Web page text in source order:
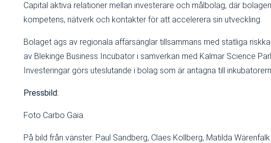
Capital aktiva relationer mellan investerare och målbolag, där
kompetens, nätverk och kontakter för att accelerera sin utveckling.
Bolaget ägs av regionala affärsänglar tillsammans med statliga
av Blekinge Business Incubator i samverkan med Kalmar Science
Investeringar görs uteslutande i bolag som är antagna till
Pressbild:
Foto Carbo Gaia.
På bild från vänster: Paul Sandberg, Claes Kollberg, Matilda